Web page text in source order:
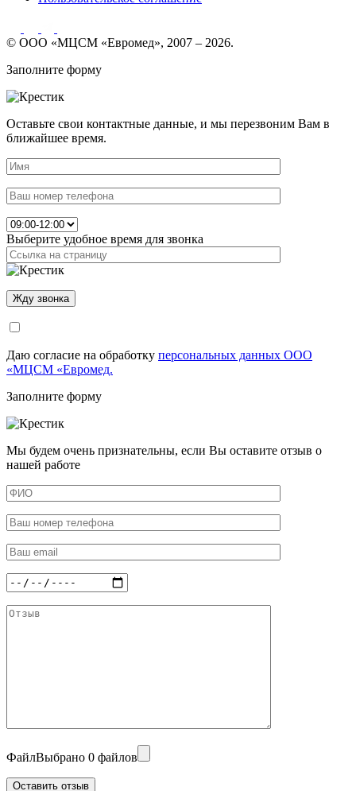
© ООО «МЦСМ «Евромед», 2007 – 2026.
Заполните форму
Оставьте свои контактные данные, и мы перезвоним Вам в
ближайшее время.
Выберите удобное время для звонка
Даю согласие на обработку персональных данных ООО
«МЦСМ «Евромед.
Заполните форму
Мы будем очень признательны, если Вы оставите отзыв о
нашей работе
ФайлВыбрано 0 файлов